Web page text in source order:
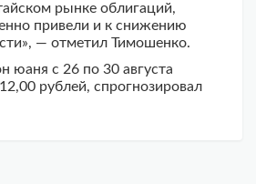
рынке облигаций,
привели и к снижению
— отметил Тимошенко.
юаня с 26 по 30 августа
рублей, спрогнозировал